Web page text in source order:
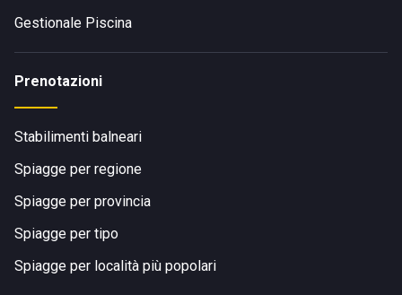
Gestionale Piscina
Prenotazioni
Stabilimenti balneari
Spiagge per regione
Spiagge per provincia
Spiagge per tipo
Spiagge per località più popolari